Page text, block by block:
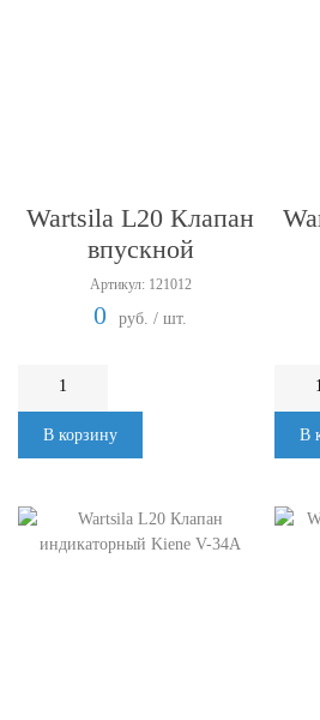
Wartsila L20 Клапан
впускной
Артикул: 121012
0 руб. / шт.
В корзину В